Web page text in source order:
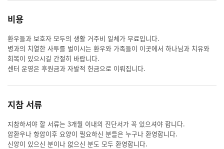
비용
환우들과 보호자 모두의 생활 거주비 일체가 무료입니다.
병과의 치열한 사투를 벌이시는 환우와 가족들이 이곳에서 하나님과 치유와
회복이 있으시길 간절히 바랍니다.
센터 운영은 후원금과 자발적 헌금으로 이뤄집니다.
지참 서류
지참하셔야 할 서류는 3개월 이내의 진단서가 꼭 있으셔야 합니다.
암환우나 항암이후 요양이 필요하신 분들은 누구나 환영합니다.
신앙이 있으신 분이나 없으신 분도 모두 환영합니다.